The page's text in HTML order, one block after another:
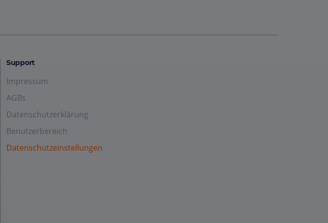
Support
Impressum
AGBs
Datenschutzerklärung
Benutzerbereich
Datenschutzeinstellungen